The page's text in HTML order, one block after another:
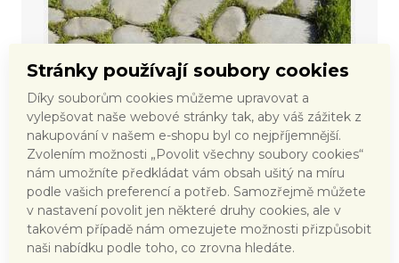
Stránky používají soubory cookies
Díky souborům cookies můžeme upravovat a
vylepšovat naše webové stránky tak, aby váš zážitek z
nakupování v našem e-shopu byl co nejpříjemnější.
Zvolením možnosti „Povolit všechny soubory cookies“
nám umožníte předkládat vám obsah ušitý na míru
podle vašich preferencí a potřeb. Samozřejmě můžete
v nastavení povolit jen některé druhy cookies, ale v
takovém případě nám omezujete možnosti přizpůsobit
naši nabídku podle toho, co zrovna hledáte.
BEST - VALEA
2 produkty v kategorii